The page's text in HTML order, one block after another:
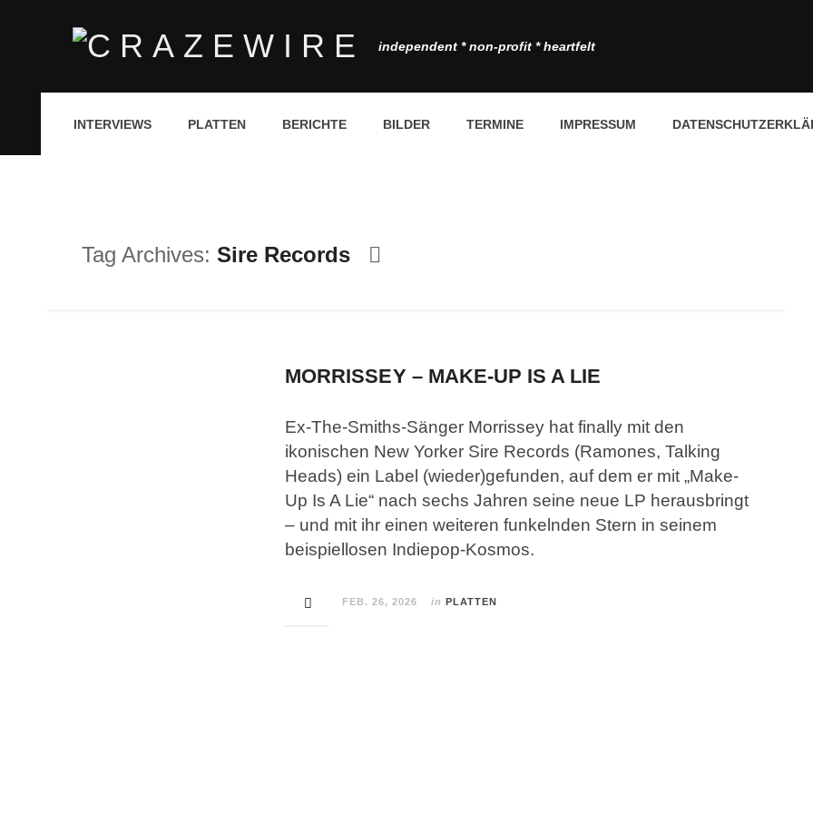
independent * non-profit * heartfelt
INTERVIEWS PLATTEN BERICHTE BILDER TERMINE IMPRESSUM
Tag Archives: Sire Records
MORRISSEY – MAKE-UP IS A LIE
Ex-The-Smiths-Sänger Morrissey hat finally mit den
ikonischen New Yorker Sire Records (Ramones, Talking
Heads) ein Label (wieder)gefunden, auf dem er mit „Make-
Up Is A Lie“ nach sechs Jahren seine neue LP herausbringt
– und mit ihr einen weiteren funkelnden Stern in seinem
beispiellosen Indiepop-Kosmos.
FEB. 26, 2026 in PLATTEN